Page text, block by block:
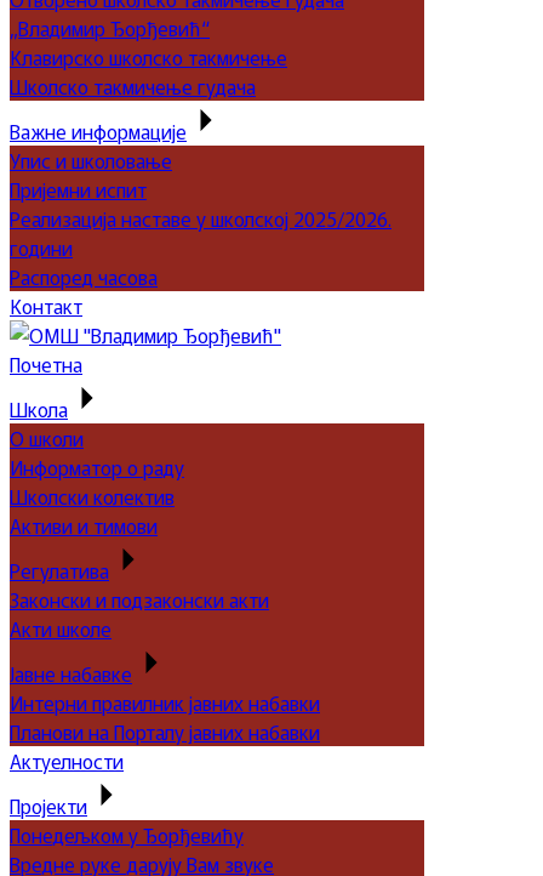
„Владимир Ђорђевић“
Клавирско школско такмичење
Школско такмичење гудача
Важне информације
Упис и школовање
Пријемни испит
Реализација наставе у школској 2025/2026.
години
Распоред часова
Контакт
Почетна
Школа
О школи
Информатор о раду
Школски колектив
Активи и тимови
Регулатива
Законски и подзаконски акти
Акти школе
Јавне набавке
Интерни правилник јавних набавки
Планови на Порталу јавних набавки
Актуелности
Пројекти
Понедељком у Ђорђевићу
Вредне руке дарују Вам звуке